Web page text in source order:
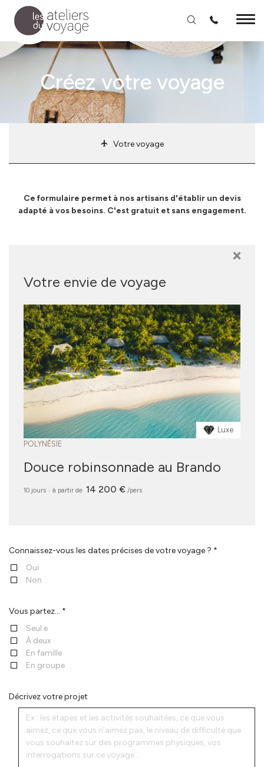
Aller au contenu principal
Créez votre voyage
Votre voyage
Ce formulaire permet à nos artisans d'établir un devis
adapté à vos besoins. C'est gratuit et sans engagement.
Votre envie de voyage
Luxe
POLYNÉSIE
Douce robinsonnade au Brando
10 jours ‧ à partir de 14 200 € /pers
×
Connaissez-vous les dates précises de votre voyage ? *
Oui
Non
Vous partez... *
Seul.e
À deux
En famille
En groupe
Décrivez votre projet